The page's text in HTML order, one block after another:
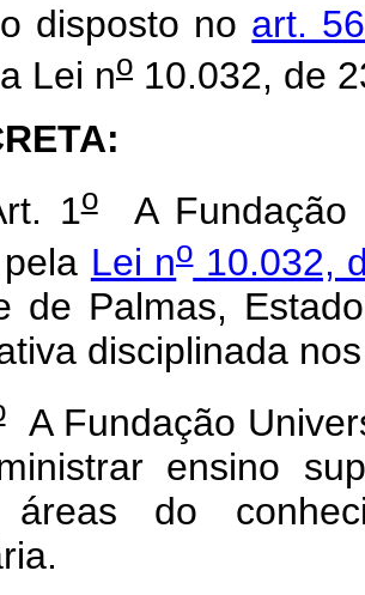
disposto no art.
Lei no 10.032, de
1oA Fundação
Lei no10.032,
de Palmas,
disciplinada
A Fundação
ensino
áreas do